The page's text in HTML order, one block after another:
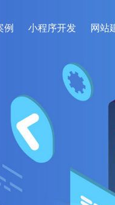
例 小程序开发 网站